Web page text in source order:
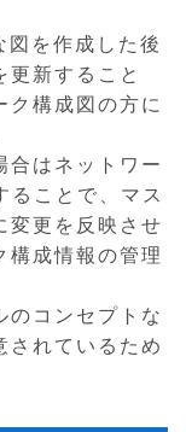
を作成した後
新すること
ク構成図の方に
合はネットワー
ることで、マス
変更を反映させ
構成情報の管理
のコンセプトな
されているため